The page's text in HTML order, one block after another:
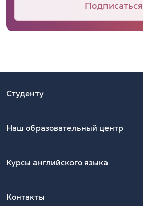
Подписаться
Студенту
Наш образовательный центр
Курсы английского языка
Контакты